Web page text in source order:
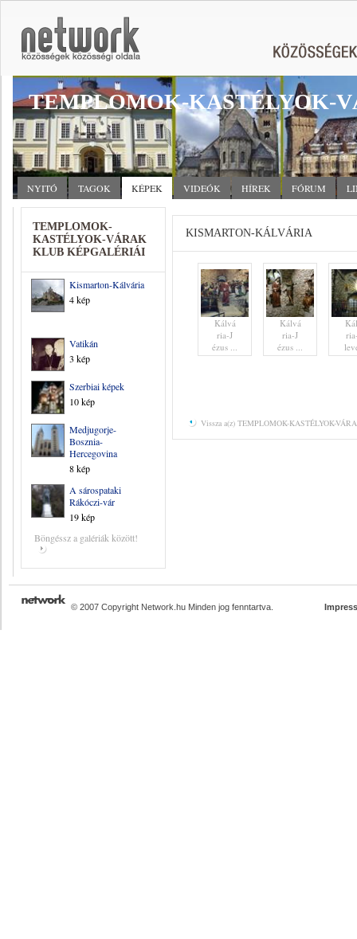
TEMPLOMOK-KASTÉLYOK-
NYITÓ TAGOK KÉPEK VIDEÓK HÍREK FÓRUM
TEMPLOMOK-
KASTÉLYOK-VÁRAK
KLUB KÉPGALÉRIÁI
Kismarton-Kálvária
4 kép
Vatikán
3 kép
Szerbiai képek
10 kép
Medjugorje-
Bosznia-
Hercegovina
8 kép
A sárospataki
Rákóczi-vár
19 kép
Böngéssz a galériák között!
KISMARTON-KÁLVÁRIA
Kálvá
ria-J
ézus ...
Kálvá
ria-J
ézus ...
Vissza a(z) TEMPLOMOK-KASTÉLYOK-
© 2007 Copyright Network.hu Minden jog fenntartva.